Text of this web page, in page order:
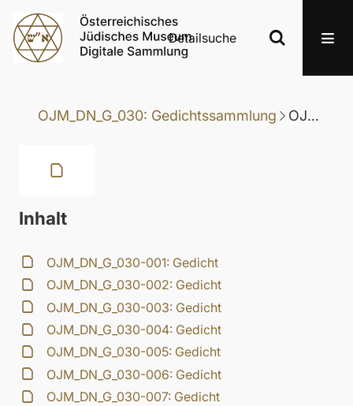
Detailsuche
OJM_DN_G_030: Gedichtssammlung OJM_DN_G_030-119: Gedicht
Inhalt
OJM_DN_G_030-001: Gedicht
OJM_DN_G_030-002: Gedicht
OJM_DN_G_030-003: Gedicht
OJM_DN_G_030-004: Gedicht
OJM_DN_G_030-005: Gedicht
OJM_DN_G_030-006: Gedicht
OJM_DN_G_030-007: Gedicht